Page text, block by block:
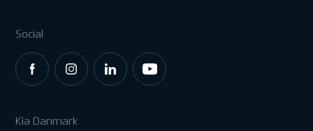
Social
Kia Danmark